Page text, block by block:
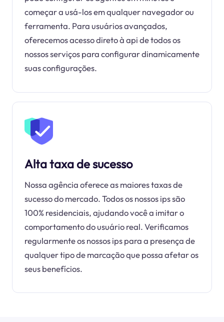
começar a usá-los em qualquer navegador ou
ferramenta. Para usuários avançados,
oferecemos acesso direto à api de todos os
nossos serviços para configurar dinamicamente
suas configurações.
Alta taxa de sucesso
Nossa agência oferece as maiores taxas de
sucesso do mercado. Todos os nossos ips são
100% residenciais, ajudando você a imitar o
comportamento do usuário real. Verificamos
regularmente os nossos ips para a presença de
qualquer tipo de marcação que possa afetar os
seus benefícios.